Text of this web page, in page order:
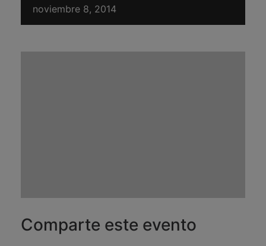
noviembre 8, 2014
Comparte este evento